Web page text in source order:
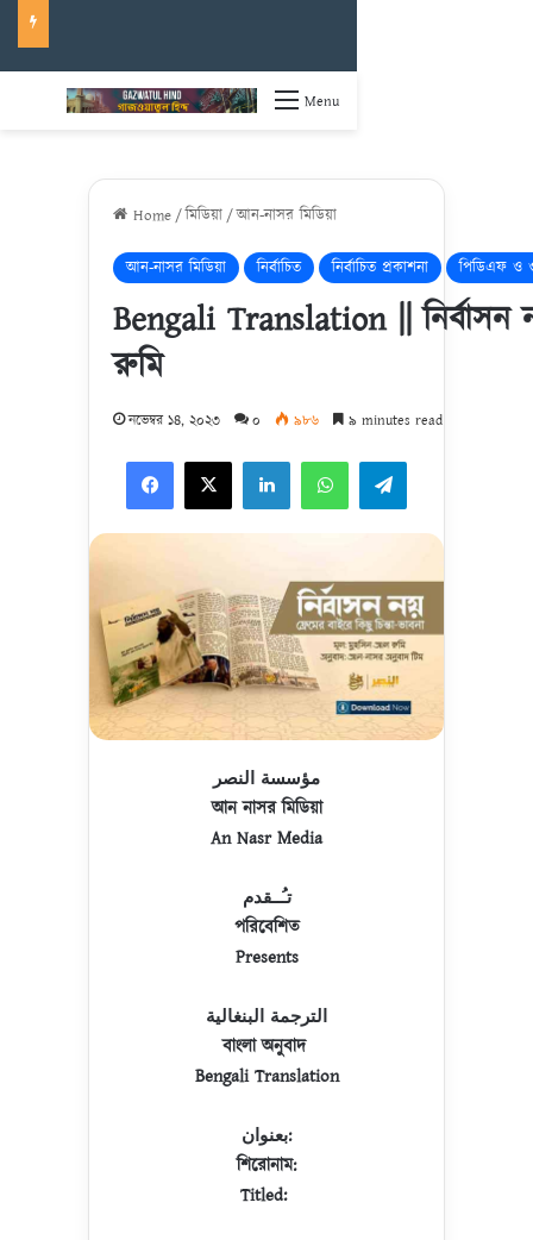
Menu
Home /মিডিয়া /আন-নাসর মিডিয়া
আন-নাসর মিডিয়া নির্বাচিত নির্বাচিত প্রকাশনা পিডিএফ ও
Bengali Translation || নির্বাসন
রুমি
নভেম্বর ১৪, ২০২৩ ০ ৯৮৬ ৯ minutes read
مؤسسة النصر
আন নাসর মিডিয়া
An Nasr Media
تـُــقدم
পরিবেশিত
Presents
الترجمة البنغالية
বাংলা অনুবাদ
Bengali Translation
بعنوان:
শিরোনাম:
Titled: